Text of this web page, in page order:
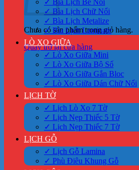
Chưa có sản phẩm trong giỏ hàng.
Quay trở lại cửa hàng
✓ Bìa Lịch Bế Nổi
✓ Bìa Lịch Chữ Nổi
✓ Bìa Lịch Metalize
✓ Bìa Lịch Laminate
LÒ XO GIỮA
✓ Lò Xo Giữa Mini
✓ Lò Xo Giữa Bộ Số
✓ Lò Xo Giữa Gắn Bloc
✓ Lò Xo Giữa Dán Chữ Nổi
LỊCH TỜ
✓ Lịch Lò Xo 7 Tờ
✓ Lịch Nẹp Thiếc 5 Tờ
✓ Lịch Nẹp Thiếc 7 Tờ
LỊCH GỖ
✓ Lịch Gỗ Lamina
✓ Phù Điêu Khung Gỗ